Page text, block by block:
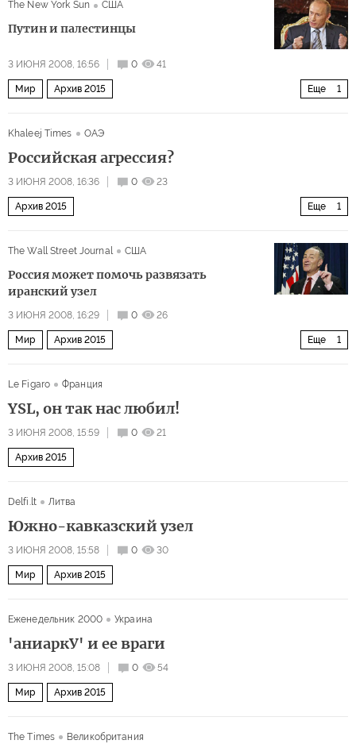
The New York Sun США
Путин и палестинцы
3 ИЮНЯ 2008, 16:56 0 41
Еще 1
Мир Архив 2015
Khaleej Times
ОАЭ
Российская агрессия?
3 ИЮНЯ 2008, 16:36 0 23
Еще 1
Архив 2015
The Wall Street Journal
США
Россия может помочь развязать
иранский узел
3 ИЮНЯ 2008, 16:29 0 26
Еще 1
Мир Архив 2015
Le Figaro
Франция
YSL, он так нас любил!
3 ИЮНЯ 2008, 15:59 0 21
Архив 2015
Delfi.lt Литва
Южно-кавказский узел
3 ИЮНЯ 2008, 15:58 0 30
Мир Архив 2015
Еженедельник 2000 Украина
'аниаркУ' и ее враги
3 ИЮНЯ 2008, 15:08 0 54
Мир Архив 2015
The Times Великобритания